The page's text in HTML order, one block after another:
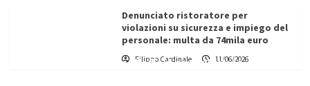
Denunciato ristoratore per
violazioni su sicurezza e impiego del
personale: multa da 74mila euro
Filippo Cardinale 11/06/2026
Vino in Italia: il giro d’affari contribuisce